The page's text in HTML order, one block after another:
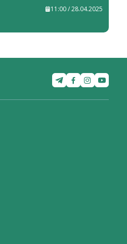
11:00 / 28.04.2025